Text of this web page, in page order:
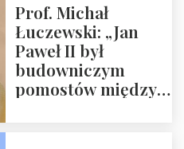
Prof. Michał
Łuczewski: „Jan
Paweł II był
budowniczym
pomostów między